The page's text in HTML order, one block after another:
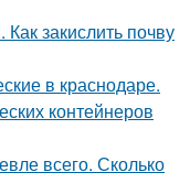
Как закислить почву
в краснодаре.
контейнеров
всего. Сколько